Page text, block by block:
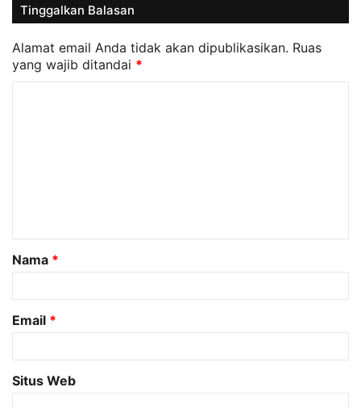
Tinggalkan Balasan
Alamat email Anda tidak akan dipublikasikan. Ruas
yang wajib ditandai *
a
r
Nama *
Email *
Situs Web